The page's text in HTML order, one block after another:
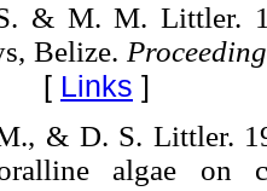
& M. M. Littler.
Belize.
Links ]
& D. S. Littler.
algae on